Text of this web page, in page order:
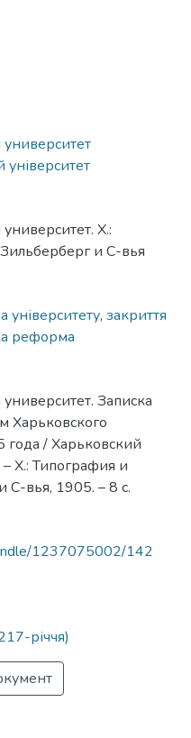
університет
Х.:
и С-вья
університету, закриття
реформа
Записка
Харьковского
года / Харьковский
Х.: Типография и
С-вья, 1905. – 8 с.
1237075002/142
річчя)